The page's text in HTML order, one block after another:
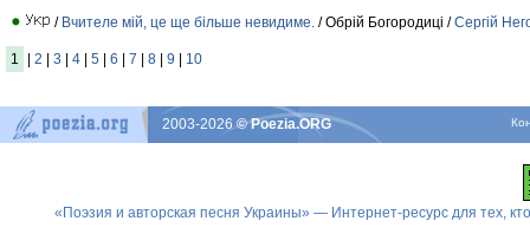
/ Вчителе мій, це ще більше невидиме. / Обрій Богородиці /Сергій
1 | 2 | 3 | 4 | 5 | 6 | 7 | 8 | 9 | 10
2003-2026© Poezia.ORG
«Поэзия и авторская песня Украины» — Интернет-ресурс для тех,